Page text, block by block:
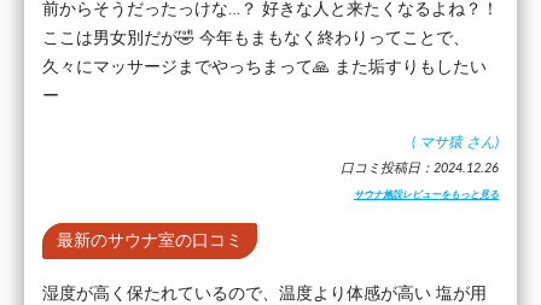
前からそうだったっけな…？ 好きな人と来たくなるよね？！
ここは男女別だが🤣 今年もまもなく終わりってことで、
久々にマッサージまでやっちまって🙏 また垢すりもしたい
ー
( マサ猿 さん)
口コミ投稿日：2024.12.26
サウナ施設レビューをもっと見る
最新のサウナ室の口コミ
湿度が高く保たれているので、温度より体感が高い 塩が用